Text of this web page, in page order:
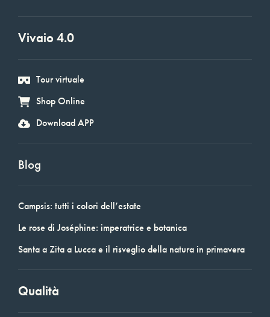
Vivaio 4.0
Tour virtuale
Shop Online
Download APP
Blog
Campsis: tutti i colori dell’estate
Le rose di Joséphine: imperatrice e botanica
Santa a Zita a Lucca e il risveglio della natura in primavera
Qualità